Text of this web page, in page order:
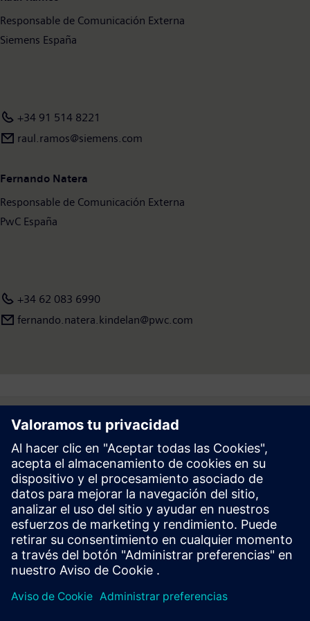
around 379,000 employees worldwide. Further information is
available on the Internet at
Responsable de Comunicación Externa
Siemens España
+34 91 514 8221
raul.ramos@siemens.com
Fernando Natera
Responsable de Comunicación Externa
PwC España
+34 62 083 6990
fernando.natera.kindelan@pwc.com
Follow
Prensa | Empresa | Siemens
© Siemens 1996 – 2026
Información Corporativa
Politica de Privacidad y Cookies